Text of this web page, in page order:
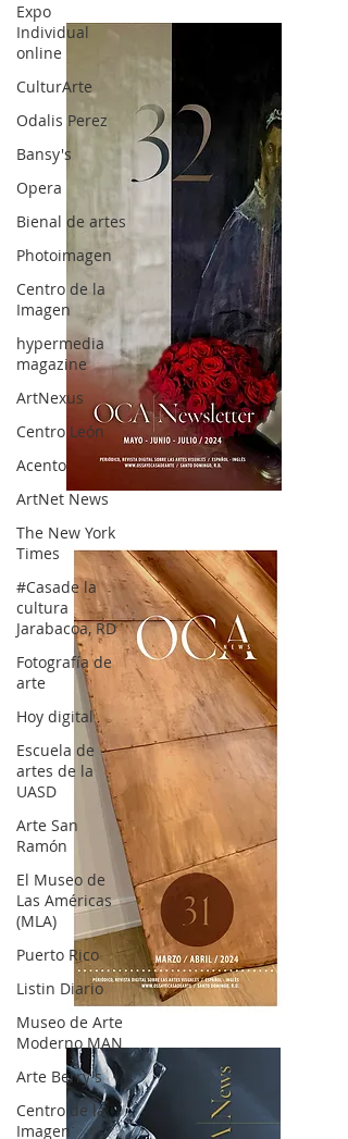
Expo
Individual
online
CulturArte
Odalis Perez
Bansy's
Opera
Bienal de artes
Photoimagen
Centro de la
Imagen
hypermedia
magazine
ArtNexus
Centro León
Acento
ArtNet News
The New York
Times
#Casade la
cultura
Jarabacoa, RD
Fotografía de
arte
Hoy digital
Escuela de
artes de la
UASD
Arte San
Ramón
El Museo de
Las Américas
(MLA)
Puerto Rico
Listin Diario
Museo de Arte
Moderno MAN
Arte Berry's
Centro de la
Imagen
OCA|News 32/ Mayo-Junio-Julio, 2023
OCA|News 31 / Marzo-Abril / 2024